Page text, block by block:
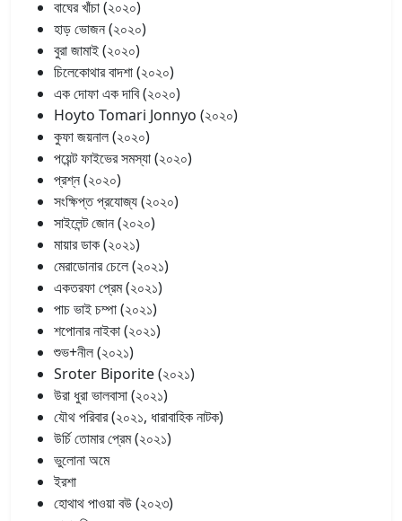
বাঘের খাঁচা (২০২০)
হাড় ভোজন (২০২০)
বুরা জামাই (২০২০)
চিলেকোথার বাদশা (২০২০)
এক দোফা এক দাবি (২০২০)
Hoyto Tomari Jonnyo (২০২০)
কুফা জয়নাল (২০২০)
পয়েন্ট ফাইভের সমস্যা (২০২০)
প্রশ্ন (২০২০)
সংক্ষিপ্ত প্রযোজ্য (২০২০)
সাইলেন্ট জোন (২০২০)
মায়ার ডাক (২০২১)
মেরাডোনার চেলে (২০২১)
একতরফা প্রেম (২০২১)
পাচ ভাই চম্পা (২০২১)
শপোনার নাইকা (২০২১)
শুভ+নীল (২০২১)
Sroter Biporite (২০২১)
উরা ধুরা ভালবাসা (২০২১)
যৌথ পরিবার (২০২১, ধারাবাহিক নাটক)
উর্চি তোমার প্রেম (২০২১)
ভুলোনা অমে
ইরশা
হোথাথ পাওয়া বউ (২০২৩)